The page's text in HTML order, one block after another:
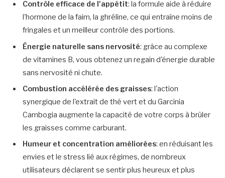
Contrôle efficace de l'appétit: la formule aide à réduire
l'hormone de la faim, la ghréline, ce qui entraîne moins de
fringales et un meilleur contrôle des portions.
Énergie naturelle sans nervosité: grâce au complexe
de vitamines B, vous obtenez un regain d'énergie durable
sans nervosité ni chute.
Combustion accélérée des graisses: l'action
synergique de l'extrait de thé vert et du Garcinia
Cambogia augmente la capacité de votre corps à brûler
les graisses comme carburant.
Humeur et concentration améliorées: en réduisant les
envies et le stress lié aux régimes, de nombreux
utilisateurs déclarent se sentir plus heureux et plus